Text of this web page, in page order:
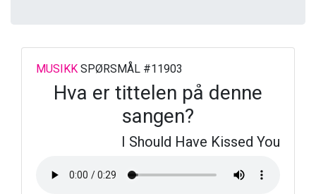
MUSIKK SPØRSMÅL #11903
Hva er tittelen på denne
sangen?
I Should Have Kissed You